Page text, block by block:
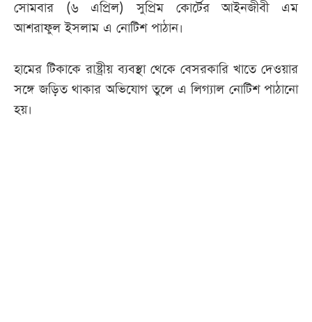
সোমবার (৬ এপ্রিল) সুপ্রিম কোর্টের আইনজীবী এম
আশরাফুল ইসলাম এ নোটিশ পাঠান।
হামের টিকাকে রাষ্ট্রীয় ব্যবস্থা থেকে বেসরকারি খাতে দেওয়ার
সঙ্গে জড়িত থাকার অভিযোগ তুলে এ লিগ্যাল নোটিশ পাঠানো
হয়।